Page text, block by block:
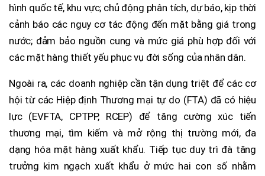
hình quốc tế, khu vực; chủ động phân tích, dự báo, kịp thời
cảnh báo các nguy cơ tác động đến mặt bằng giá trong
nước; đảm bảo nguồn cung và mức giá phù hợp đối với
các mặt hàng thiết yếu phục vụ đời sống của nhân dân.
Ngoài ra, các doanh nghiệp cần tận dụng triệt để các cơ
hội từ các Hiệp định Thương mại tự do (FTA) đã có hiệu
lực (EVFTA, CPTPP, RCEP) để tăng cường xúc tiến
thương mại, tìm kiếm và mở rộng thị trường mới, đa
dạng hóa mặt hàng xuất khẩu. Tiếp tục duy trì đà tăng
trưởng kim ngạch xuất khẩu ở mức hai con số nhằm